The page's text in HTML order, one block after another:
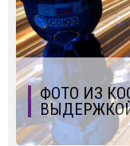
ФОТО ИЗ